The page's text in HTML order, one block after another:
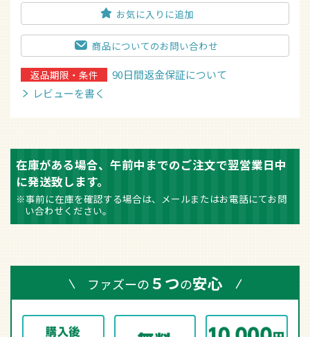
お気に入りに追加
商品についてのお問い合わせ
返品期限・条件
90日間返金保証について
レビューを書く
在庫がある場合、午前中までのご注文で翌営業日中
に発送致します。
※事前に在庫を確認する場合は、メールまたはお電話にてお問
い合わせください。
ファズーの５つの安心